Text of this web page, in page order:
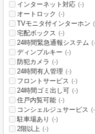
インターネット対応 (-)
オートロック (-)
TVモニタ付インターホン
宅配ボックス (-)
24時間緊急通報システム
ディンプルキー (-)
防犯カメラ (-)
24時間有人管理 (-)
フロントサービス (-)
24時間ゴミ出し可 (-)
住戸内覧可能 (-)
コンシェルジュサービス
駐車場あり (-)
2階以上 (-)